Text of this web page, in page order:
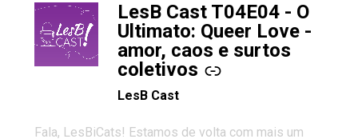
LesB Cast T04E04 - O
Ultimato: Queer Love -
amor, caos e surtos
coletivos
-
LesB Cast
Fala, LesBiCats! Estamos de volta com mais um